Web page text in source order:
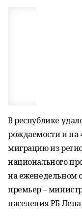
В республике
рождаемости и на
миграцию из
национального
на еженедельном
премьер –
населения РБ